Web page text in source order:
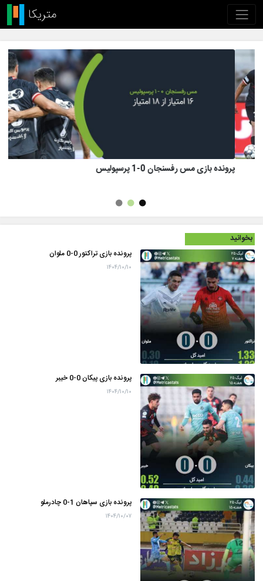
پرونده بازی تراکتور 1 (8)-(7) 1 پرسپولیس
بخوانید
پرونده بازی تراکتور 0-0 ملوان
۱۴۰۴/۱۰/۱۰
پرونده بازی پیکان 0-0 خیبر
۱۴۰۴/۱۰/۱۰
پرونده بازی سپاهان 1-0 چادرملو
۱۴۰۴/۱۰/۰۷